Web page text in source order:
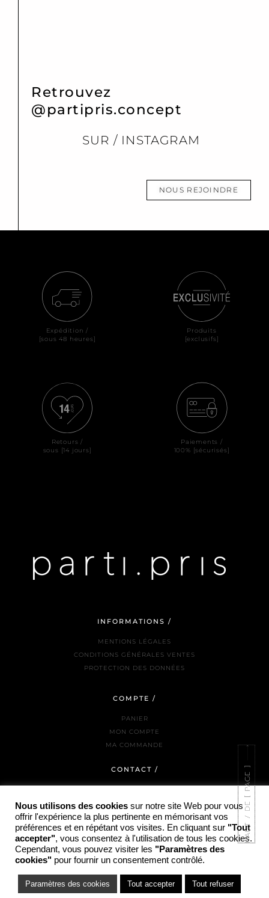
Retrouvez
@partipris.concept
SUR / INSTAGRAM
NOUS REJOINDRE
Expédition /
[sous 48 heures]
Produits
[exclusifs]
Retours /
sous [14 jours]
Paiements /
100% [sécurisés]
INFORMATIONS /
MENTIONS LÉGALES
CONDITIONS GÉNÉRALES VENTES
PROTECTION DES DONNÉES
COMPTE /
PANIER
MON COMPTE
MA COMMANDE
CONTACT /
LA BOUTIQUE
INSTAGRAM
Nous utilisons des cookies sur notre site Web pour vous
offrir l'expérience la plus pertinente en mémorisant vos
préférences et en répétant vos visites. En cliquant sur "Tout
accepter", vous consentez à l'utilisation de tous les cookies.
Cependant, vous pouvez visiter les "Paramètres des
cookies" pour fournir un consentement contrôlé.
Paramètres des cookies Tout accepter Tout refuser